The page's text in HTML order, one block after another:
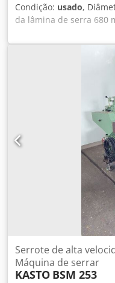
Condição: usado,
da lâmina de serra 680
requerida . kW Peso da
necessário aprox. . m
do fabricante ou do
vinculativos para nós.
prévia; aplicam-se
gerais de negócio e
máquinas próprias em
de 15.000 m² de área
ponte rolante de 70 t
para a sua oficina Se
produção ou o seu
Mais ofertas em nosso
agendamento.
Serrote de alta
Máquina de serrar
KASTO BSM 253